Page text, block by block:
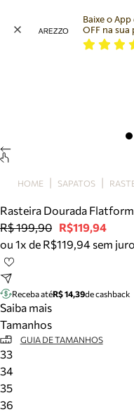
Bolsa
Tamanco
Tênis
Mule
Tire dúvidas sobre
Meus pedidos
Acompanhe seus
Baixe o
OFF na
HOME SAPATOS
Rasteira Dourada Flatform
R$ 199,90 R$119,94
ou 1x de R$119,94 sem
Receba atéR$ 14,39de cashback
Saiba mais
Tamanhos
GUIA DE TAMANHOS
33
34
35
36